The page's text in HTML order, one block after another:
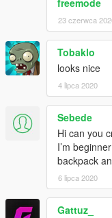
freemode
23 czerwca
Tobaklo
looks nice
4 lipca 2020
Sebede
Hi can you
I’m
backpack
6 lipca 2020
Gattuz_